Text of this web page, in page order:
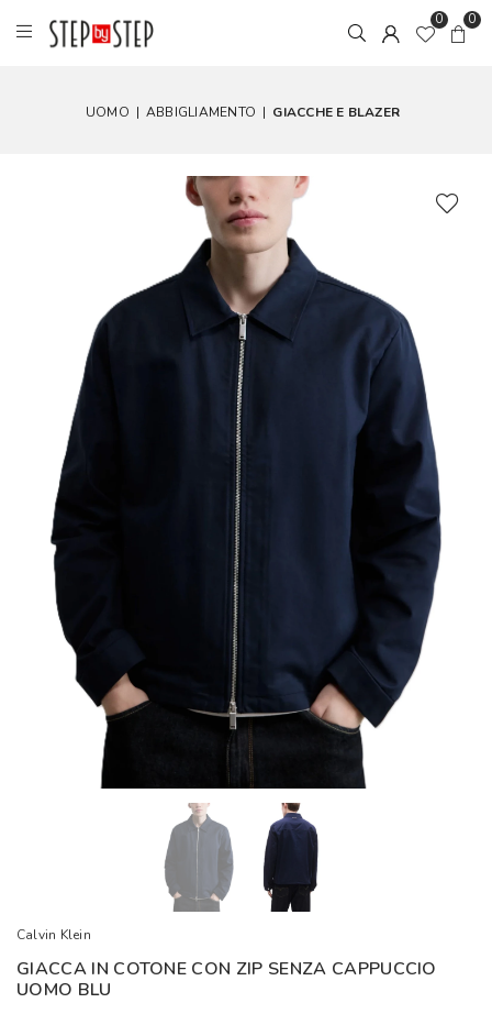
0 0
UOMO | ABBIGLIAMENTO | GIACCHE E BLAZER
Calvin Klein
GIACCA IN COTONE CON ZIP SENZA CAPPUCCIO
UOMO BLU